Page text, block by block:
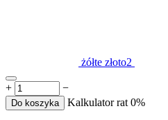
żółte złoto2
+ −
Do koszyka Kalkulator rat 0%